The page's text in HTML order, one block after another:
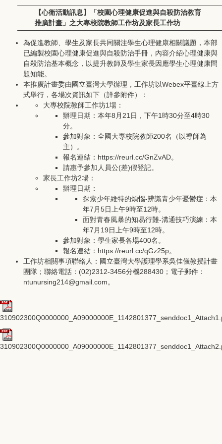
【心衛活動訊息】「校園心理健康促進與自殺防治教育
推廣計畫」之大專校院教師工作坊及家長工作坊
為促進教師、學生及家長共同關注學生心理健康相關議題，本部
已編製校園心理健康促進與自殺防治手冊，內容介紹心理健康與
自殺防治基本概念，以提升教師及學生家長因應學生心理健康問
題知能。
本推廣計畫委由國立臺灣大學辦理，工作坊以Webex平臺線上方
式舉行，各場次資訊如下（詳參附件）：
大專校院教師工作坊1場：
辦理日期：本年8月21日，下午1時30分至4時30
分。
參加對象：全國大專校院教師200名（以導師為
主）。
報名連結：https://reurl.cc/GnZvAD。
請惠予參加人員公(差)假登記。
家長工作坊2場：
辦理日期：
探索少年維特的煩惱-辨識青少年憂鬱症：本
年7月5日上午9時至12時。
面對青春風暴的知易行難-溝通技巧演練：本
年7月19日上午9時至12時。
參加對象：學生家長各場400名。
報名連結：https://reurl.cc/qGz25p。
工作坊相關事項聯絡人：國立臺灣大學護理學系吳佳儀教授計畫
團隊；聯絡電話：(02)2312-3456分機288430；電子郵件：
ntunursing214@gmail.com。